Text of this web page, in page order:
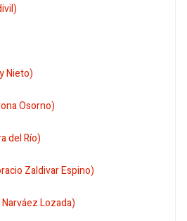
Nieto)
Osorno)
del Río)
Zaldivar Espino)
Lozada)